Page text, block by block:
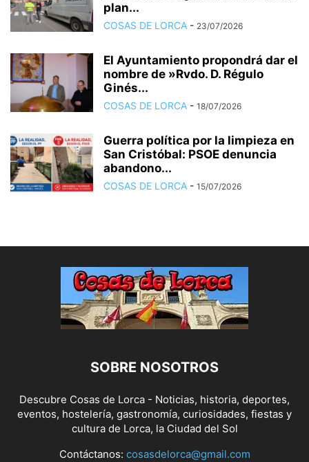
plan...
COSAS DE LORCA - 23/07/2026
El Ayuntamiento propondrá dar el
nombre de »Rvdo. D. Régulo
Ginés...
COSAS DE LORCA - 18/07/2026
Guerra política por la limpieza en
San Cristóbal: PSOE denuncia
abandono...
COSAS DE LORCA - 15/07/2026
SOBRE NOSOTROS
Descubre Cosas de Lorca - Noticias, historia, deportes,
eventos, hostelería, gastronomía, curiosidades, fiestas y
cultura de Lorca, la Ciudad del Sol
Contáctanos: cosasdelorca@gmail.com